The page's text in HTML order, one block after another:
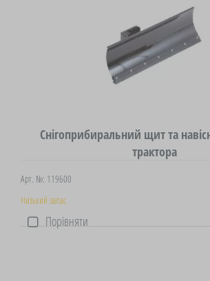
Снігоприбиральний щит та
трактора
Арт. №: 119600
Низький запас
Порівняти